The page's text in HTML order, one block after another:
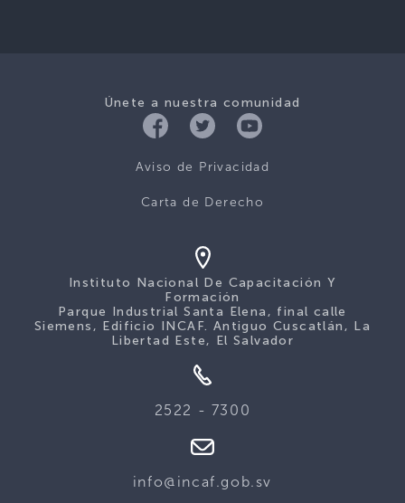
Únete a nuestra comunidad
Aviso de Privacidad
Carta de Derecho
Instituto Nacional De Capacitación Y
Formación
Parque Industrial Santa Elena, final calle
Siemens, Edificio INCAF. Antiguo Cuscatlán, La
Libertad Este, El Salvador
2522 - 7300
info@incaf.gob.sv